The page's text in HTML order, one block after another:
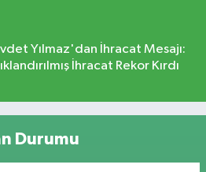
Yılmaz'dan İhracat Mesajı:
İhracat Rekor Kırdı
Durumu